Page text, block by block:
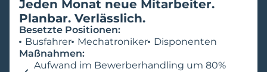
Jeden Monat neue Mitarbeiter.
Planbar. Verlässlich.
Besetzte Positionen:
Busfahrer Mechatroniker Disponenten
Maßnahmen:
Aufwand im Bewerberhandling um 80%